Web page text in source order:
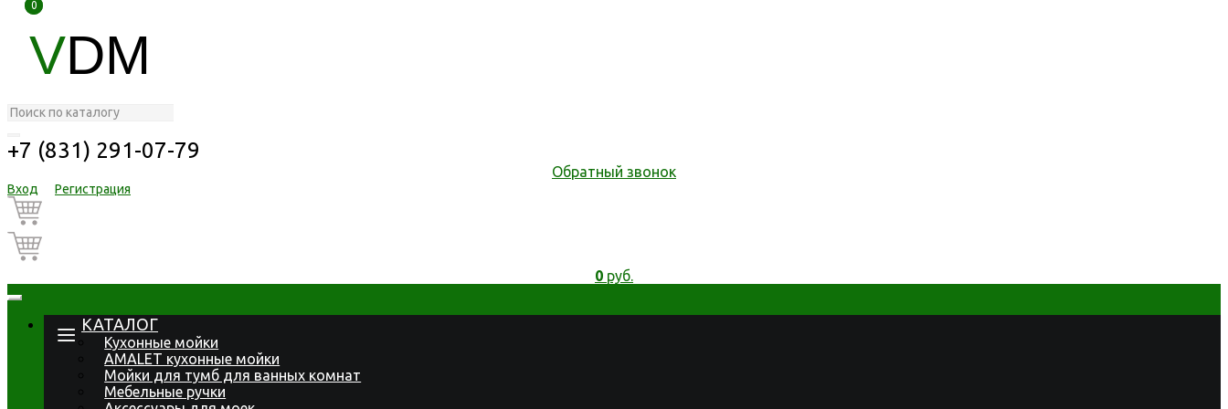
VDM
+7 (831) 291-07-79
Обратный звонок
Вход Регистрация
0
0
0 руб.
КАТАЛОГ
Кухонные мойки
AMALET кухонные мойки
Мойки для тумб для ванных комнат
Мебельные ручки